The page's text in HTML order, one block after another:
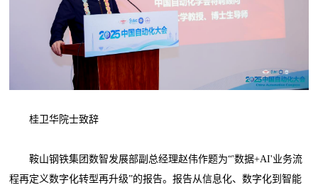
桂卫华院士致辞
鞍山钢铁集团数智发展部副总经理赵伟作题为“'数据+AI'业务流
程再定义数字化转型再升级”的报告。报告从信息化、数字化到智能